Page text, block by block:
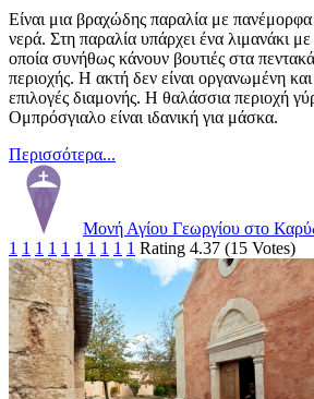
Είναι μια βραχώδης παραλία με
νερά. Στη παραλία υπάρχει ένα λιμανάκι
οποία συνήθως κάνουν βουτιές στα
περιοχής. Η ακτή δεν είναι οργανωμένη
επιλογές διαμονής. Η θαλάσσια περιοχή
Ομπρόσγιαλο είναι ιδανική για μάσκα.
Περισσότερα...
Μονή Αγίου Γεωργίου στο
1 1 1 1 1 1 1 1 1 1 Rating 4.37 (15 Votes)